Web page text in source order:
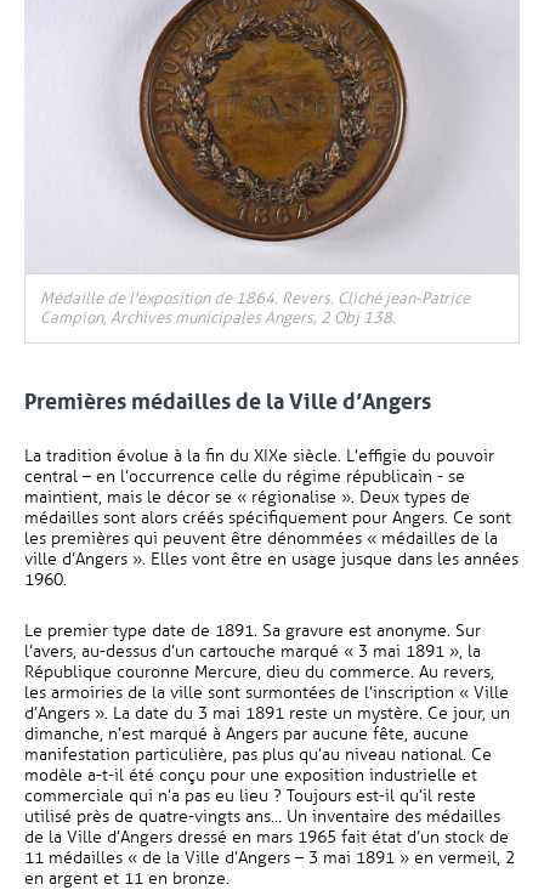
Médaille de l'exposition de 1864. Revers. Cliché jean-Patrice
Campion, Archives municipales Angers, 2 Obj 138.
Premières médailles de la Ville d’Angers
La tradition évolue à la fin du XIXe siècle. L’effigie du pouvoir
central – en l’occurrence celle du régime républicain - se
maintient, mais le décor se « régionalise ». Deux types de
médailles sont alors créés spécifiquement pour Angers. Ce sont
les premières qui peuvent être dénommées « médailles de la
ville d’Angers ». Elles vont être en usage jusque dans les années
1960.
Le premier type date de 1891. Sa gravure est anonyme. Sur
l’avers, au-dessus d’un cartouche marqué « 3 mai 1891 », la
République couronne Mercure, dieu du commerce. Au revers,
les armoiries de la ville sont surmontées de l’inscription « Ville
d’Angers ». La date du 3 mai 1891 reste un mystère. Ce jour, un
dimanche, n’est marqué à Angers par aucune fête, aucune
manifestation particulière, pas plus qu’au niveau national. Ce
modèle a-t-il été conçu pour une exposition industrielle et
commerciale qui n’a pas eu lieu ? Toujours est-il qu’il reste
utilisé près de quatre-vingts ans… Un inventaire des médailles
de la Ville d’Angers dressé en mars 1965 fait état d’un stock de
11 médailles « de la Ville d’Angers – 3 mai 1891 » en vermeil, 2
en argent et 11 en bronze.